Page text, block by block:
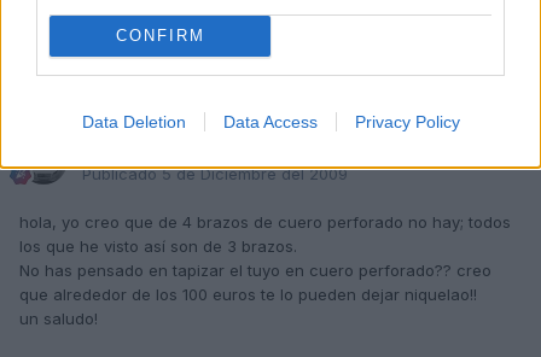
CONFIRM
Data Deletion Data Access Privacy Policy
Responder
Publicado5 de Diciembre del 2009
hola, yo creo que de 4 brazos de cuero perforado no hay; todos
los que he visto así son de 3 brazos.
No has pensado en tapizar el tuyo en cuero perforado?? creo
que alrededor de los 100 euros te lo pueden dejar niquelao!!
un saludo!